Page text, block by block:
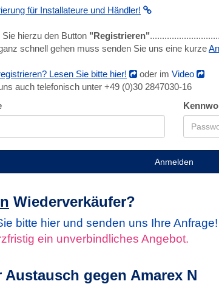
für Installateure und Händler!
hierzu den Button "Registrieren"
schnell gehen muss senden Sie uns eine kurze
Lesen Sie bitte hier! oder im Video
auch telefonisch unter +49 (0)30 2847030-16
Anmelden
Wiederverkäufer?
bitte hier und senden uns Ihre
ein unverbindliches Angebot.
gegen Amarex N